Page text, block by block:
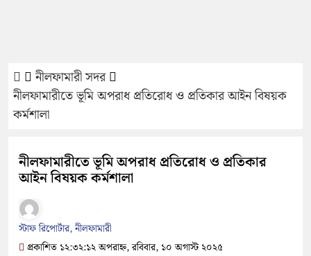
নীলফামারী সদর
নীলফামারীতে ভূমি অপরাধ প্রতিরোধ ও প্রতিকার আইন বিষয়ক
কর্মশালা
নীলফামারীতে ভূমি অপরাধ প্রতিরোধ ও প্রতিকার
আইন বিষয়ক কর্মশালা
স্টাফ রিপোর্টার, নীলফামারী
প্রকাশিত ১২:৩২:১২ অপরাহ্ন, রবিবার, ১০ অগাস্ট ২০২৫